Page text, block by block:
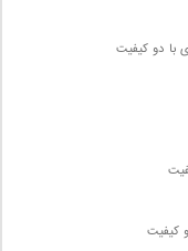
با دو کیفیت
کیفیت